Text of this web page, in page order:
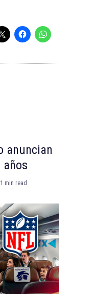
anuncian
1 min read